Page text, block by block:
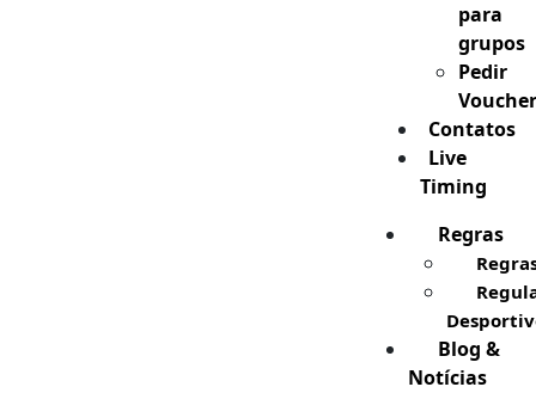
para
grupos
Pedir
Voucher
Contatos
Live
Timing
Regras
Blog &
Notícias